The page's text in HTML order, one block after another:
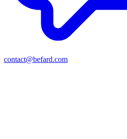
contact@befard.com